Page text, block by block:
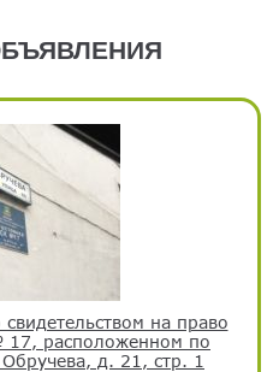
на право
17, расположенном по
д. 21, стр. 1